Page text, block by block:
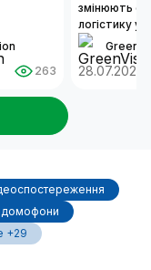
263
змінюють
логістику у
28.07.2026
домофони
+29